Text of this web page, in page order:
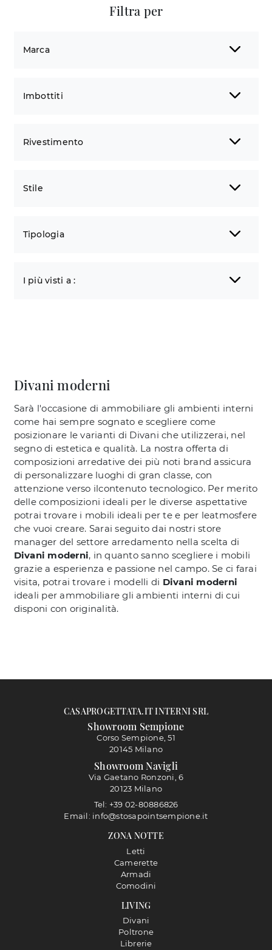
Filtra per
Marca
Imbottiti
Rivestimento
Stile
Tipologia
I più visti a :
Divani moderni
Sarà l'occasione di ammobiliare gli ambienti interni
come hai sempre sognato e scegliere come
posizionare le varianti di Divani che utilizzerai, nel
segno di estetica e qualità. La nostra offerta di
composizioni arredative dei più noti brand assicura
di personalizzare luoghi di gran classe, con
attenzione verso ilcontenuto tecnologico. Per merito
delle composizioni ideali per le diverse aspettative
potrai trovare i mobili ideali per te e per leatmosfere
che vuoi creare. Sarai seguito dai nostri store
manager del settore arredamento nella scelta di
Divani moderni, in quanto sanno scegliere i mobili
grazie a esperienza e passione nel campo. Se ci farai
visita, potrai trovare i modelli di Divani moderni
ideali per ammobiliare gli ambienti interni di cui
disponi con originalità.
LIVING
Divani
Poltrone
Librerie
ZONA NOTTE
Letti
Camerette
Armadi
Comodini
CASAPROGETTATA.IT INTERNI SRL
Showroom Sempione
Corso Sempione, 51
20145 Milano
Showroom Navigli
Via Gaetano Ronzoni, 6
20123 Milano
Tel: +39 02-80886826
Email: info@stosapointsempione.it